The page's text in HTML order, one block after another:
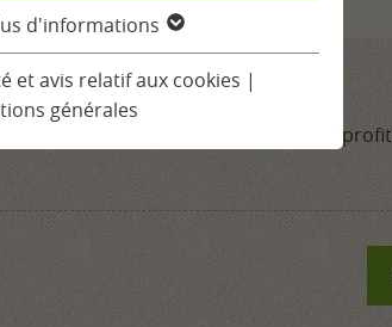
d'informations
et avis relatif aux cookies |
générales
desune table
Vacances en famille
Programme pour les enfants
Séminaires et conférences
du calme et de la détente mais